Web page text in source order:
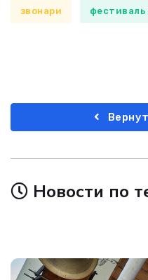
звонари фестиваль
Новости по